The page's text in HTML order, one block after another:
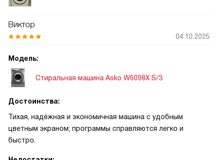
и спортивной одежды. Особенно часто использую
справляется с запахами и остатками моющих средств,
что важно для нашей семьи, где у одного из детей
программы: можно запустить стирку поздно вечером, не
боясь разбудить домочадцев.
Виктор
04.10.2025
Модель:
Стиральная машина Asko W6098X.S/3
Достоинства:
Тихая, надёжная и экономичная машина с удобным
цветным экраном; программы справляются легко и
быстро.